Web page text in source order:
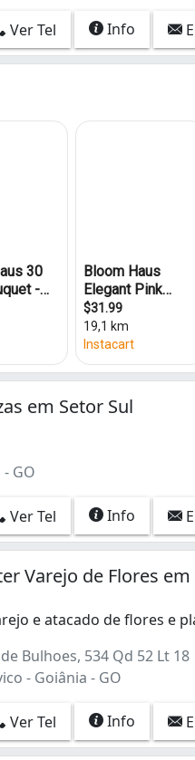
Ver Tel Info
em Setor Sul
GO
Ver Tel Info
Varejo de Flores
e atacado de flores e
Bulhoes, 534 Qd 52 Lt 18
- Goiânia - GO
Ver Tel Info